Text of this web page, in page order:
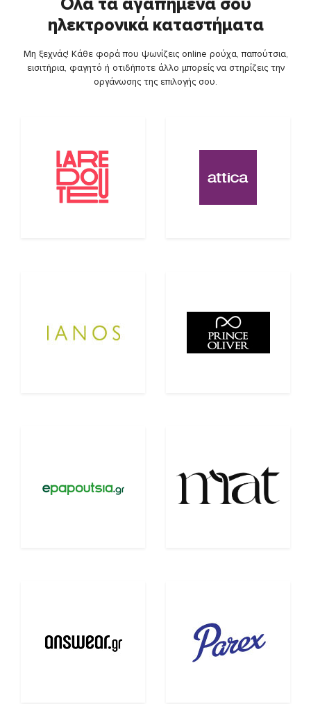
Όλα τα αγαπημένα σου
ηλεκτρονικά καταστήματα
Μη ξεχνάς! Κάθε φορά που ψωνίζεις online ρούχα, παπούτσια,
εισιτήρια, φαγητό ή οτιδήποτε άλλο μπορείς να στηρίζεις την
οργάνωσης της επιλογής σου.